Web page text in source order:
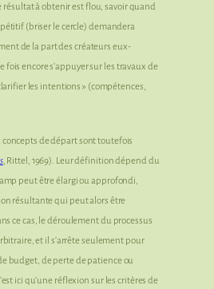
résultat à obtenir est flou, savoir quand
(briser le cercle) demandera
de la part des créateurs eux-
fois encore s’appuyer sur les travaux de
les intentions » (compétences,
de départ sont toutefois
, Rittel, 1969). Leur définition dépend du
peut être élargi ou approfondi,
résultante qui peut alors être
ce cas, le déroulement du processus
et il s’arrête seulement pour
budget, de perte de patience ou
ici qu’une réflexion sur les critères de